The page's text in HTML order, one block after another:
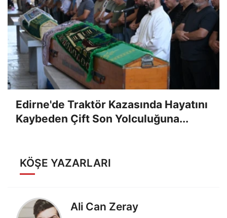
Edirne'de Traktör Kazasında Hayatını
Kaybeden Çift Son Yolculuğuna...
KÖŞE YAZARLARI
Ali Can Zeray